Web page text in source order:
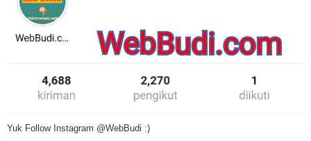
Yuk Follow Instagram @WebBudi :)